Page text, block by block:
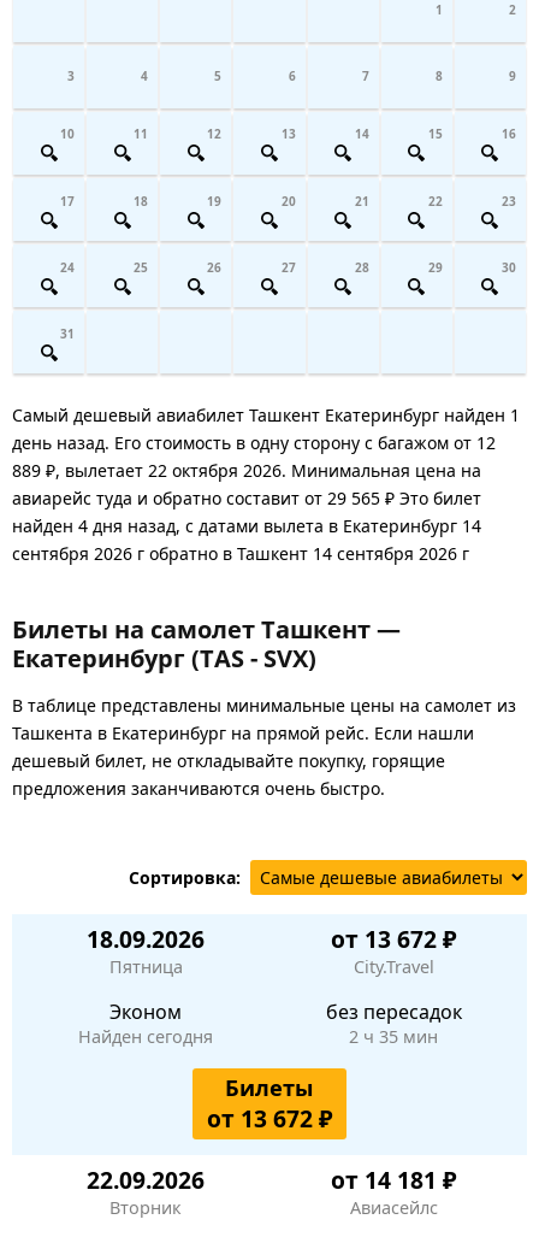
1 2
3 4 5 6 7 8 9
10 11 12 13 14 15 16
17 18 19 20 21 22 23
24 25 26 27 28 29 30
31
Самый дешевый авиабилет Ташкент Екатеринбург найден 1
день назад. Его стоимость в одну сторону с багажом от 12
889 ₽, вылетает 22 октября 2026. Минимальная цена на
авиарейс туда и обратно составит от 29 565 ₽ Это билет
найден 4 дня назад, с датами вылета в Екатеринбург 14
сентября 2026 г обратно в Ташкент 14 сентября 2026 г
Билеты на самолет Ташкент —
Екатеринбург (TAS - SVX)
В таблице представлены минимальные цены на самолет из
Ташкента в Екатеринбург на прямой рейс. Если нашли
дешевый билет, не откладывайте покупку, горящие
предложения заканчиваются очень быстро.
Сортировка:
18.09.2026
Пятница
от 13 672 ₽
City.Travel
Эконом
Найден сегодня
без пересадок
2 ч 35 мин
Билеты
от 13 672 ₽
22.09.2026
Вторник
от 14 181 ₽
Авиасейлс